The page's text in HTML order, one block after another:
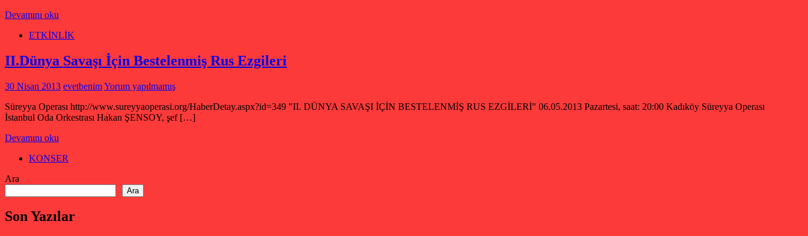
Devamını oku
ETKİNLİK
II.Dünya Savaşı İçin Bestelenmiş Rus Ezgileri
30 Nisan 2013 evetbenimYorum yapılmamış
Süreyya Operası http://www.sureyyaoperasi.org/HaberDetay.aspx?id=349 "II. DÜNYA SAVAŞI İÇİN BESTELENMİŞ RUS EZGİLERİ" 06.05.2013 Pazartesi, saat: 20:00 Kadıköy Süreyya Operası
İstanbul Oda Orkestrası Hakan ŞENSOY, şef […]
Devamını oku
KONSER
Ara
Ara
Son Yazılar